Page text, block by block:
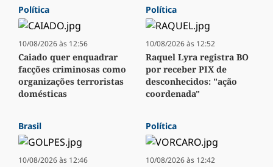
Política
10/08/2026 às 12:56
Caiado quer enquadrar
facções criminosas como
organizações terroristas
domésticas
Política
10/08/2026 às 12:52
Raquel Lyra registra BO
por receber PIX de
desconhecidos: "ação
coordenada"
Brasil
10/08/2026 às 12:46
Política
10/08/2026 às 12:42